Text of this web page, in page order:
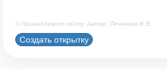
© Принадлежит сайту. Автор: Печенова В.В.
Создать открытку